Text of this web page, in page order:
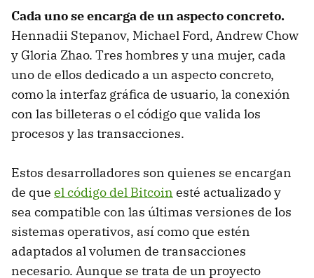
Cada uno se encarga de un aspecto concreto.
Hennadii Stepanov, Michael Ford, Andrew Chow
y Gloria Zhao. Tres hombres y una mujer, cada
uno de ellos dedicado a un aspecto concreto,
como la interfaz gráfica de usuario, la conexión
con las billeteras o el código que valida los
procesos y las transacciones.
Estos desarrolladores son quienes se encargan
de que el código del Bitcoin esté actualizado y
sea compatible con las últimas versiones de los
sistemas operativos, así como que estén
adaptados al volumen de transacciones
necesario. Aunque se trata de un proyecto